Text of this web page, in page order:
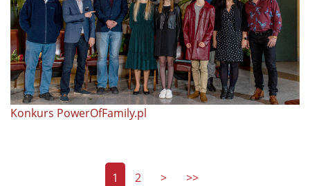
Konkurs PowerOfFamily.pl
1 2 > >>